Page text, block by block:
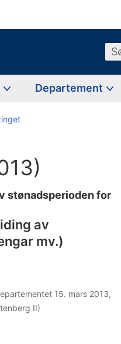
Søk
Departement
stønadsperioden for
av
mv.)
15. mars 2013,
II)